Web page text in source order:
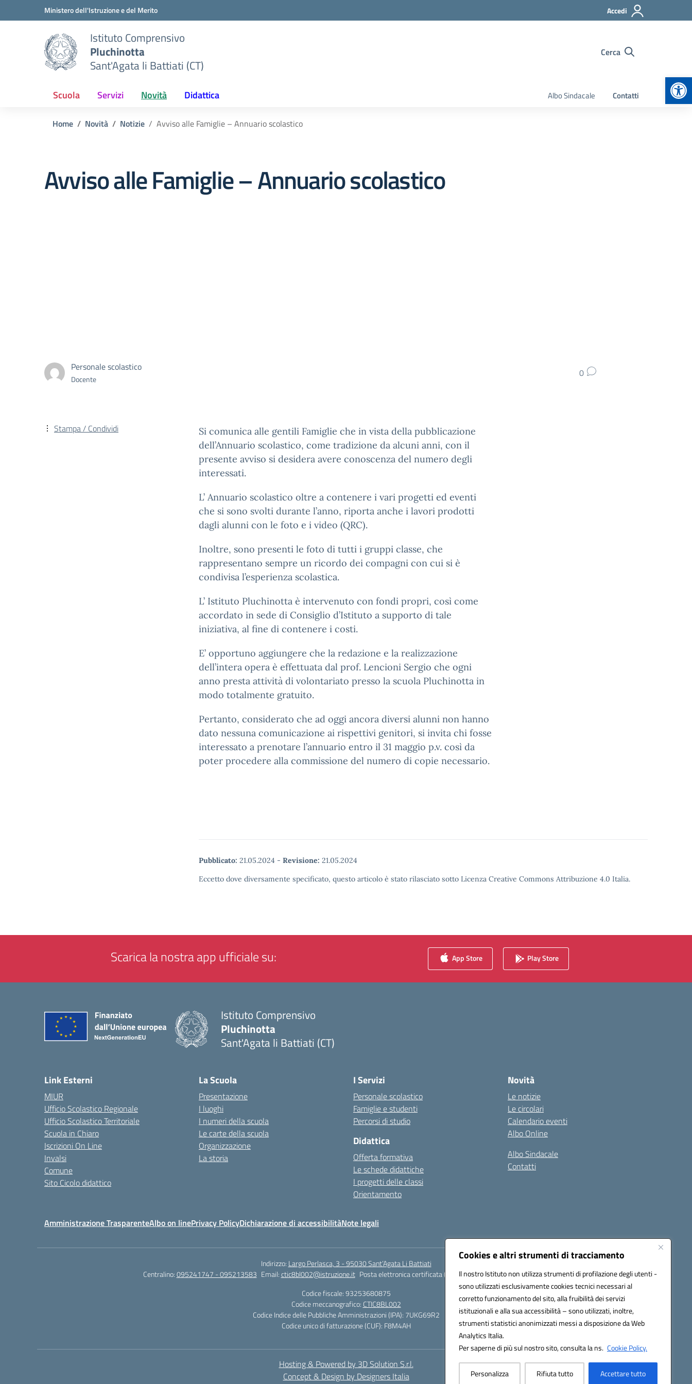
Cookies e altri strumenti di tracciamento
Il nostro Istituto non utilizza strumenti di profilazione degli utenti -
sono utilizzati esclusivamente cookies tecnici necessari al
corretto funzionamento del sito, alla fruibilità dei servizi
istituzionali e alla sua accessibilità – sono utilizzati, inoltre,
strumenti statistici anonimizzati messi a disposizione da Web
Analytics Italia.
Per saperne di più sul nostro sito, consulta la ns. Cookie Policy.
Personalizza Rifiuta tutto Accettare tutto
Vai ai contenuti
Vai al menu di navigazioneMinistero dell'Istruzione e del Merito Accedi
Istituto Comprensivo
Pluchinotta
Sant'Agata li Battiati (CT)
Cerca
Scuola Servizi Novità Didattica Albo Sindacale Contatti
Home Novità Notizie Avviso alle Famiglie – Annuario scolastico
Avviso alle Famiglie – Annuario scolastico
Personale scolastico
Docente 0
Si comunica alle gentili Famiglie che in vista della pubblicazione
dell’Annuario scolastico, come tradizione da alcuni anni, con il
presente avviso si desidera avere conoscenza del numero degli
interessati.
L’ Annuario scolastico oltre a contenere i vari progetti ed eventi
che si sono svolti durante l’anno, riporta anche i lavori prodotti
dagli alunni con le foto e i video (QRC).
Inoltre, sono presenti le foto di tutti i gruppi classe, che
rappresentano sempre un ricordo dei compagni con cui si è
condivisa l’esperienza scolastica.
L’ Istituto Pluchinotta è intervenuto con fondi propri, così come
accordato in sede di Consiglio d’Istituto a supporto di tale
iniziativa, al fine di contenere i costi.
E’ opportuno aggiungere che la redazione e la realizzazione
dell’intera opera è effettuata dal prof. Lencioni Sergio che ogni
anno presta attività di volontariato presso la scuola Pluchinotta in
modo totalmente gratuito.
Pertanto, considerato che ad oggi ancora diversi alunni non hanno
dato nessuna comunicazione ai rispettivi genitori, si invita chi fosse
interessato a prenotare l’annuario entro il 31 maggio p.v. così da
poter procedere alla commissione del numero di copie necessario.
Pubblicato: 21.05.2024 - Revisione: 21.05.2024
Eccetto dove diversamente specificato, questo articolo è stato rilasciato sotto Licenza Creative Commons Attribuzione 4.0 Italia.
Stampa / Condividi
Scarica la nostra app ufficiale su: App Store Play Store
Istituto Comprensivo
Pluchinotta
Sant'Agata li Battiati (CT)
Link Esterni
MIUR
Ufficio Scolastico Regionale
Ufficio Scolastico Territoriale
Scuola in Chiaro
Iscrizioni On Line
Invalsi
Comune
Sito Cicolo didattico
La Scuola
Presentazione
I luoghi
I numeri della scuola
Le carte della scuola
Organizzazione
La storia
I Servizi
Personale scolastico
Famiglie e studenti
Percorsi di studio
Didattica
Offerta formativa
Le schede didattiche
I progetti delle classi
Orientamento
Novità
Le notizie
Le circolari
Calendario eventi
Albo Online
Albo Sindacale
Contatti
Amministrazione TrasparenteAlbo on linePrivacy PolicyDichiarazione di accessibilitàNote legali
Indirizzo: Largo Perlasca, 3 - 95030 Sant’Agata Li Battiati
Centralino:095241747 - 095213583 Email:ctic8bl002@istruzione.it Posta elettronica certificata (PEC):ctic8bl002@pec.istruzione.it
Codice fiscale: 93253680875
Codice meccanografico: CTIC8BL002
Codice Indice delle Pubbliche Amministrazioni (IPA): 7UKG69R2
Codice unico di fatturazione (CUF): F8M4AH
Hosting & Powered by 3D Solution S.r.l.
Concept & Design by Designers Italia